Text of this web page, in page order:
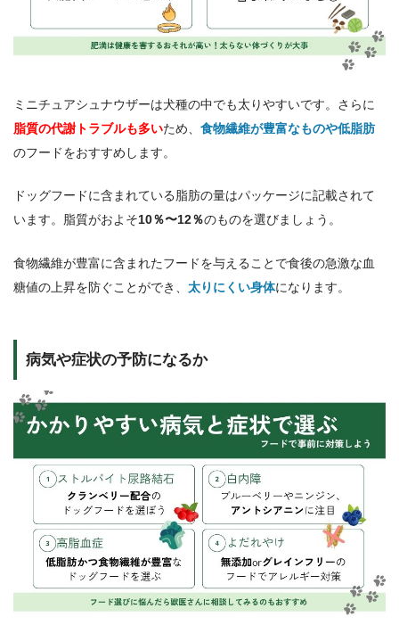
ミニチュアシュナウザーは犬種の中でも太りやすいです。さらに
脂質の代謝トラブルも多いため、 食物繊維が豊富なものや低脂肪
のフードをおすすめします。
ドッグフードに含まれている脂肪の量はパッケージに記載されて
います。脂質がおよそ10％〜12％のものを選びましょう。
食物繊維が豊富に含まれたフードを与えることで食後の急激な血
糖値の上昇を防ぐことができ、 太りにくい身体になります。
病気や症状の予防になるか